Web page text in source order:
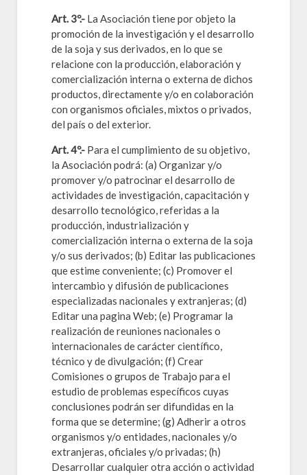
Art. 3º.- La Asociación tiene por objeto la
promoción de la investigación y el desarrollo
de la soja y sus derivados, en lo que se
relacione con la producción, elaboración y
comercialización interna o externa de dichos
productos, directamente y/o en colaboración
con organismos oficiales, mixtos o privados,
del país o del exterior.
Art. 4º.- Para el cumplimiento de su objetivo,
la Asociación podrá: (a) Organizar y/o
promover y/o patrocinar el desarrollo de
actividades de investigación, capacitación y
desarrollo tecnológico, referidas a la
producción, industrialización y
comercialización interna o externa de la soja
y/o sus derivados; (b) Editar las publicaciones
que estime conveniente; (c) Promover el
intercambio y difusión de publicaciones
especializadas nacionales y extranjeras; (d)
Editar una pagina Web; (e) Programar la
realización de reuniones nacionales o
internacionales de carácter científico,
técnico y de divulgación; (f) Crear
Comisiones o grupos de Trabajo para el
estudio de problemas específicos cuyas
conclusiones podrán ser difundidas en la
forma que se determine; (g) Adherir a otros
organismos y/o entidades, nacionales y/o
extranjeras, oficiales y/o privadas; (h)
Desarrollar cualquier otra acción o actividad